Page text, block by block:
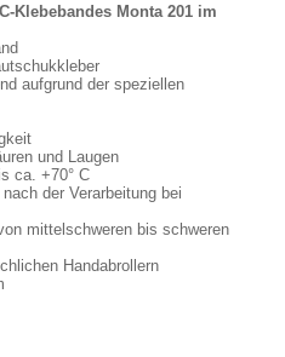
Klebebandes Monta 201 im
aufgrund der speziellen
und Laugen
ca. +70° C
der Verarbeitung bei
mittelschweren bis schweren
Handabrollern